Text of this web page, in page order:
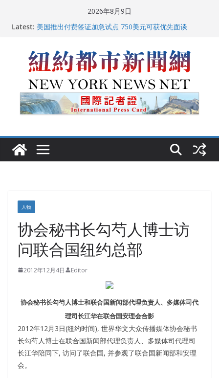
2026年8月9日
Latest: 美国推出付费签证加急试点 750美元可获优先面谈
人！
FBI联合纽约警方突袭多名警界高层住所 涉纽约警察局腐
败刑事调查
中国驻美国大使谢锋邀请美国老教师罗纳德·萨科尔斯基
再次访华
人物
协会秘书长勾芍人博士访
问联合国纽约总部
2012年12月4日 Editor
协会秘书长勾芍人博士和联合国新闻部代理负责人、多媒体司代
理司长江华在联合国安理会合影
2012年12月3日(纽约时间), 世界华文大众传播媒体协会秘书
长勾芍人博士在联合国新闻部代理负责人、多媒体司代理司
长江华陪同下, 访问了联合国, 并参观了联合国新闻部和安理
会。